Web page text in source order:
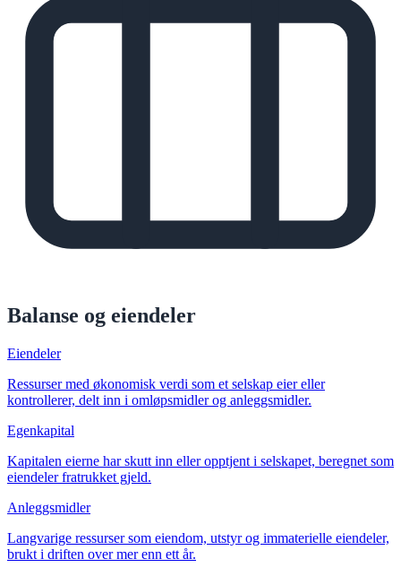
Balanse og eiendeler
Eiendeler
Ressurser med økonomisk verdi som et selskap eier eller
kontrollerer, delt inn i omløpsmidler og anleggsmidler.
Egenkapital
Kapitalen eierne har skutt inn eller opptjent i selskapet, beregnet som
eiendeler fratrukket gjeld.
Anleggsmidler
Langvarige ressurser som eiendom, utstyr og immaterielle eiendeler,
brukt i driften over mer enn ett år.